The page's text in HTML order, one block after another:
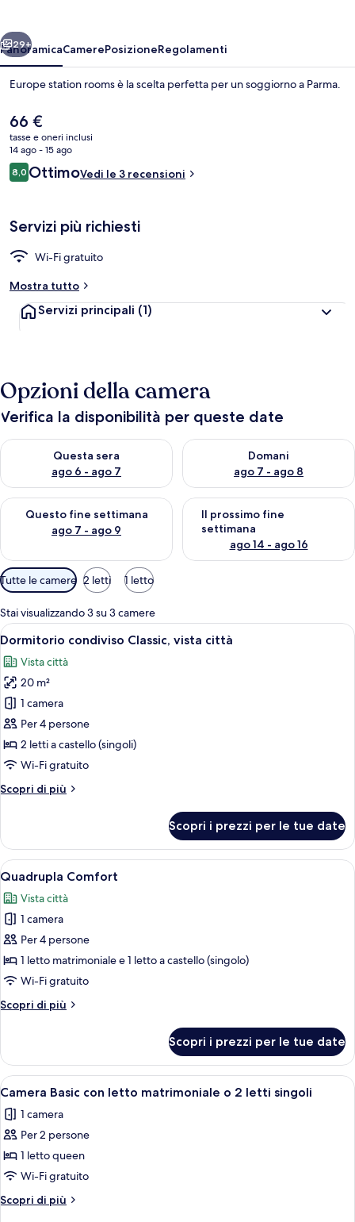
Avanti
29+
PanoramicaCamerePosizioneRegolamenti
Europe station rooms è la scelta perfetta per un soggiorno a Parma.
Il
prezzo
attuale
è
66 €
66 €
tasse e oneri inclusi
14 ago - 15 ago
Recensioni
8,08,0 su 10
OttimoVedi le 3 recensioni
Servizi più richiesti
Wi-Fi gratuito
Mostra tutto
Servizi principali (1)
Opzioni della camera
Verifica la disponibilità per queste date
Questa sera
ago 6 - ago 7
Verifica la disponibilità per questa sera, ago 6 - ago 7
Domani
ago 7 - ago 8
Verifica la disponibilità per
Questo fine settimana
ago 7 - ago 9
Verifica la disponibilità per questo fine settimana, ago 7 - ago
Il prossimo fine
settimana
ago 14 - ago 16
Verifica la disponibilità per il
Filtri
disponibili
per
le
camere
Tutte le camere 2 letti 1 letto
Stai visualizzando 3 su 3 camere
Apri
tutte
le
foto
per
Dormitorio
condiviso
Classic,
città
Una camera in stile dormitorio con
8
Dormitorio condiviso Classic, vista città
Vista città
20 m²
1 camera
Per 4 persone
2 letti a castello (singoli)
Wi-Fi gratuito
Scopri di più
Altri
condiviso
Classic,
vista
Scopri i prezzi per le tue date
Apri
tutte
le
foto
per
Quadrupla
Comfort
Una camera da letto con un letto,
13
Quadrupla Comfort
Vista città
1 camera
Per 4 persone
1 letto matrimoniale e 1 letto a castello (singolo)
Wi-Fi gratuito
Scopri di più
Altri
Comfort
Scopri i prezzi per le tue date
Apri
tutte
le
foto
per
Camera
Basic
con
Una camera da letto con due letti,
1
Camera Basic con letto matrimoniale o 2 letti singoli
1 camera
Per 2 persone
1 letto queen
Wi-Fi gratuito
Scopri di più
Altri